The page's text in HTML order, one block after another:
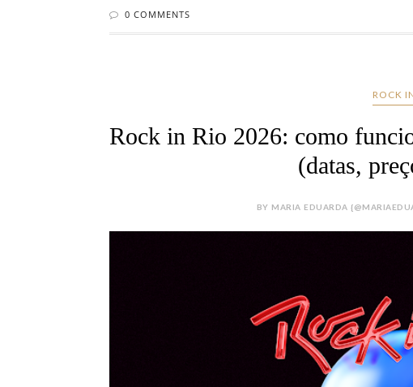
0 COMMENTS
ROCK
Rock in Rio 2026: como
(datas,
BY MARIA EDUARDA